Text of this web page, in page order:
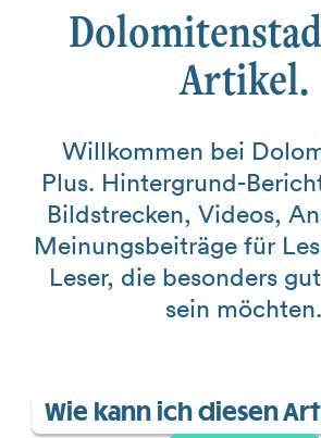
Artikel.
Willkommen bei
Plus. Hintergrund-
Bildstrecken, Videos,
Meinungsbeiträge für
Leser, die besonders
sein möchten.
Wie kann ich diesen